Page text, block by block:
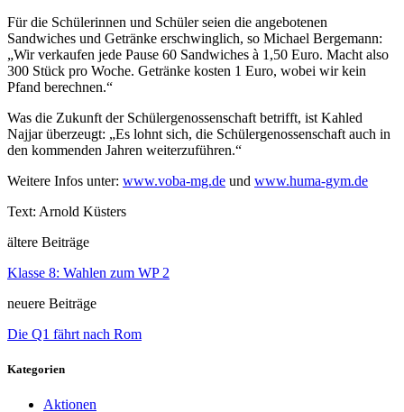
Für die Schülerinnen und Schüler seien die angebotenen
Sandwiches und Getränke erschwinglich, so Michael Bergemann:
„Wir verkaufen jede Pause 60 Sandwiches à 1,50 Euro. Macht also
300 Stück pro Woche. Getränke kosten 1 Euro, wobei wir kein
Pfand berechnen.“
Was die Zukunft der Schülergenossenschaft betrifft, ist Kahled
Najjar überzeugt: „Es lohnt sich, die Schülergenossenschaft auch in
den kommenden Jahren weiterzuführen.“
Weitere Infos unter: www.voba-mg.de und www.huma-gym.de
Text: Arnold Küsters
ältere Beiträge
Klasse 8: Wahlen zum WP 2
neuere Beiträge
Die Q1 fährt nach Rom
Kategorien
Aktionen